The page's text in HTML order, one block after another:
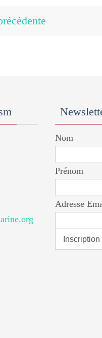
Nom
Prénom
Adresse